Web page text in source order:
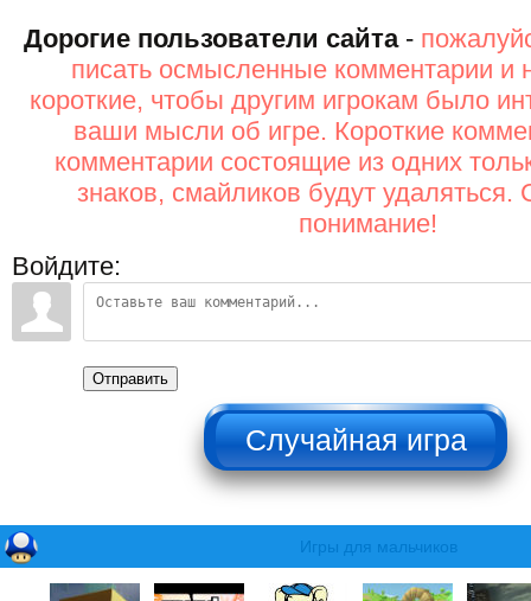
Дорогие пользователи сайта-
писать осмысленные комментарии и
короткие, чтобы другим игрокам было
ваши мысли об игре. Короткие
комментарии состоящие из одних
знаков, смайликов будут удаляться.
понимание!
Войдите:
Отправить
НЕ НАЖИМАТЬ!!!
Игры для мальчиков